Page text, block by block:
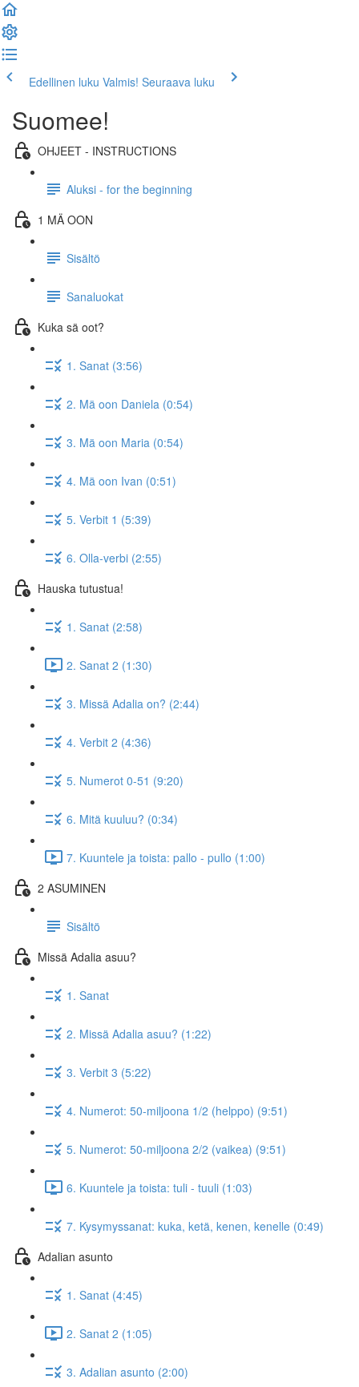
Edellinen luku Valmis! Seuraava luku
Suomee!
OHJEET - INSTRUCTIONS
Aluksi - for the beginning
1 MÄ OON
Sisältö
Sanaluokat
Kuka sä oot?
1. Sanat (3:56)
2. Mä oon Daniela (0:54)
3. Mä oon Maria (0:54)
4. Mä oon Ivan (0:51)
5. Verbit 1 (5:39)
6. Olla-verbi (2:55)
Hauska tutustua!
1. Sanat (2:58)
2. Sanat 2 (1:30)
3. Missä Adalia on? (2:44)
4. Verbit 2 (4:36)
5. Numerot 0-51 (9:20)
6. Mitä kuuluu? (0:34)
7. Kuuntele ja toista: pallo - pullo (1:00)
2 ASUMINEN
Sisältö
Missä Adalia asuu?
1. Sanat
2. Missä Adalia asuu? (1:22)
3. Verbit 3 (5:22)
4. Numerot: 50-miljoona 1/2 (helppo) (9:51)
5. Numerot: 50-miljoona 2/2 (vaikea) (9:51)
6. Kuuntele ja toista: tuli - tuuli (1:03)
7. Kysymyssanat: kuka, ketä, kenen, kenelle (0:49)
Adalian asunto
1. Sanat (4:45)
2. Sanat 2 (1:05)
3. Adalian asunto (2:00)